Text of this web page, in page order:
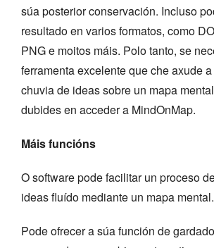
súa posterior conservación. Incluso
resultado en varios formatos, como
PNG e moitos máis. Polo tanto, se
ferramenta excelente que che axude
chuvia de ideas sobre un mapa
dubides en acceder a MindOnMap.
Máis funcións
O software pode facilitar un proceso
ideas fluído mediante un mapa mental.
Pode ofrecer a súa función de